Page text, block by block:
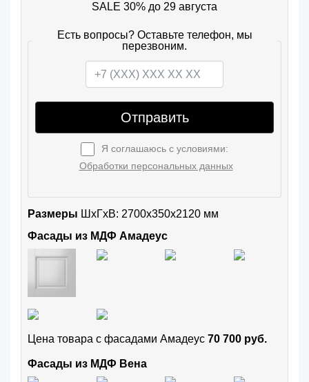
SALE 30% до 29 августа
Есть вопросы? Оставьте телефон, мы
перезвоним.
Отправить
Я соглашаюсь с условиями:
Обработки персональных данных
Размеры ШxГхВ: 2700x350x2120 мм
Фасады из МДФ Амадеус
Цена товара с фасадами Амадеус 70 700 руб.
Фасады из МДФ Вена